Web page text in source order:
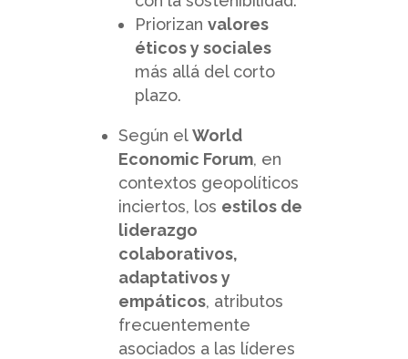
Priorizan valores
éticos y sociales
más allá del corto
plazo.
Según elWorld
Economic Forum, en
contextos geopolíticos
inciertos, los estilos de
liderazgo
colaborativos,
adaptativos y
empáticos, atributos
frecuentemente
asociados a las líderes